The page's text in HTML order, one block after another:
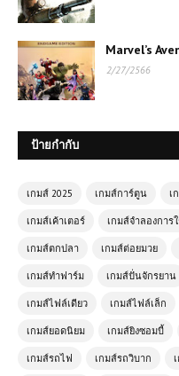
Marvel’s
2/27/2566
ป้ายกำกับ
เกมส์ 2025 เกมส์การ์ตูน เ
เกมส์เค้าเตอร์ เกมส์จำลองการ
เกมส์ตกปลา เกมส์ต่อยมวย
เกมส์ทำฟาร์ม เกมส์ปั่นจักรยาน
เกมส์ไฟล์เดียว เกมส์ไฟล์เล็ก
เกมส์ยอดนิยม เกมส์ยิงซอมบี้
เกมส์รถไฟ เกมส์รถวิบาก
เกมออนไลน์
Adventure – การผจ
มอนสุดตื่นเต้น
เกมส์ออนไลน์ฟรี
แข่งรถบรรทุกสุดแรง
เล่นเกมส์ออนไลน์ฟ
สุดยอดเกมจำลองชีวิ
เกมส์ออนไลน์ Fall
ปาร์ตี้สุดฮา เล่นฟรี